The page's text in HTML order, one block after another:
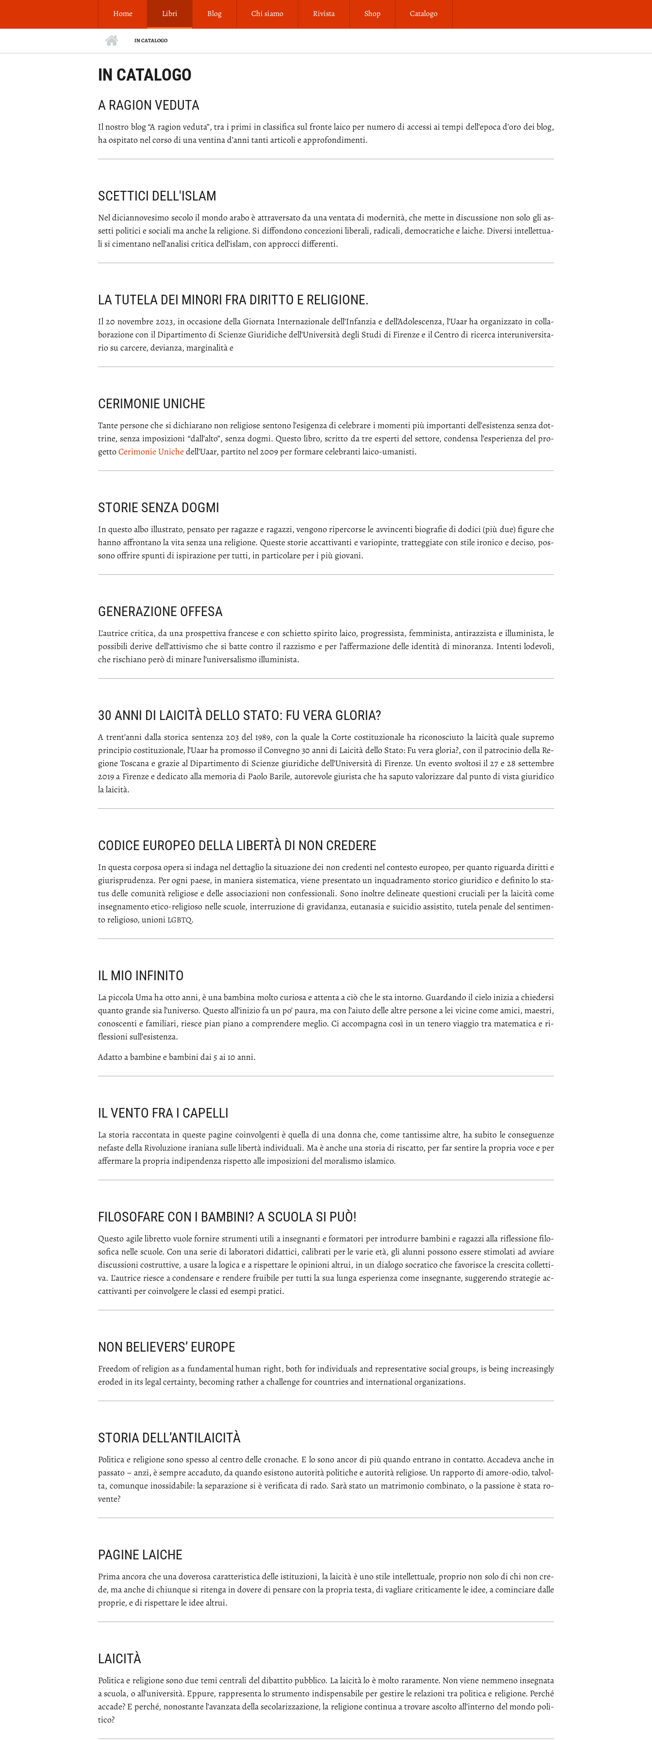
Home Libri Blog Chi siamo Rivista Shop Catalogo
IN CATALOGO
IN CATALOGO
A RAGION VEDUTA
Il no­stro blog “A ra­gion ve­du­ta”, tra i pri­mi in clas­si­fi­ca sul fron­te lai­co per nu­me­ro di ac­ces­si ai tem­pi del­l’e­po­ca d’o­ro dei blog,
ha ospi­ta­to nel cor­so di una ven­ti­na d’an­ni tan­ti ar­ti­co­li e ap­pro­fon­di­men­ti.
SCETTICI DELL'ISLAM
Nel di­cian­no­ve­si­mo se­co­lo il mon­do ara­bo è at­tra­ver­sa­to da una ven­ta­ta di mo­der­ni­tà, che met­te in di­scus­sio­ne non so­lo gli as­
set­ti po­li­ti­ci e so­cia­li ma an­che la re­li­gio­ne. Si dif­fon­do­no con­ce­zio­ni li­be­ra­li, ra­di­ca­li, de­mo­cra­ti­che e lai­che. Di­ver­si in­tel­let­tua­
li si ci­men­ta­no nel­l’a­na­li­si cri­ti­ca del­l’i­slam, con ap­proc­ci dif­fe­ren­ti.
LA TUTELA DEI MINORI FRA DIRITTO E RELIGIONE.
Il 20 no­vem­bre 2023, in oc­ca­sio­ne del­la Gior­na­ta In­ter­na­zio­na­le del­l’In­fan­zia e del­l’A­do­le­scen­za, l’Uaar ha or­ga­niz­za­to in col­la­
bo­ra­zio­ne con il Di­par­ti­men­to di Scien­ze Giu­ri­di­che del­l’U­ni­ver­si­tà de­gli Stu­di di Fi­ren­ze e il Cen­tro di ri­cer­ca in­te­ru­ni­ver­si­ta­
rio su car­ce­re, de­vian­za, mar­gi­na­li­tà e
CERIMONIE UNICHE
Tan­te per­so­ne che si di­chia­ra­no non re­li­gio­se sen­to­no l’e­si­gen­za di ce­le­bra­re i mo­men­ti più im­por­tan­ti del­l’e­si­sten­za sen­za dot­
tri­ne, sen­za im­po­si­zio­ni “dal­l’al­to”, sen­za dog­mi. Que­sto li­bro, scrit­to da tre esper­ti del set­to­re, con­den­sa l’e­spe­rien­za del pro­
get­toCe­ri­mo­nie Uni­chedel­l’Uaar, par­ti­to nel 2009 per for­ma­re ce­le­bran­ti lai­co-uma­ni­sti.
STORIE SENZA DOGMI
In que­sto al­bo il­lu­stra­to, pen­sa­to per ra­gaz­ze e ra­gaz­zi, ven­go­no ri­per­cor­se le av­vin­cen­ti bio­gra­fie di do­di­ci (più due) fi­gu­re che
han­no af­fron­ta­no la vi­ta sen­za una re­li­gio­ne. Que­ste sto­rie ac­cat­ti­van­ti e va­rio­pin­te, trat­teg­gia­te con sti­le iro­ni­co e de­ci­so, pos­
so­no of­fri­re spun­ti di ispi­ra­zio­ne per tut­ti, in par­ti­co­la­re per i più gio­va­ni.
GENERAZIONE OFFESA
L’au­tri­ce cri­ti­ca, da una pro­spet­ti­va fran­ce­se e con schiet­to spi­ri­to lai­co, pro­gres­si­sta, fem­mi­ni­sta, an­ti­raz­zi­sta e il­lu­mi­ni­sta, le
pos­si­bi­li de­ri­ve del­l’at­ti­vi­smo che si bat­te con­tro il raz­zi­smo e per l’af­fer­ma­zio­ne del­le iden­ti­tà di mi­no­ran­za. In­ten­ti lo­de­vo­li,
che ri­schia­no pe­rò di mi­na­re l’u­ni­ver­sa­li­smo il­lu­mi­ni­sta.
30 ANNI DI LAICITÀ DELLO STATO: FU VERA GLORIA?
A tren­t’an­ni dal­la sto­ri­ca sen­ten­za 203 del 1989, con la qua­le la Cor­te co­sti­tu­zio­na­le ha ri­co­no­sciu­to la lai­ci­tà qua­le su­pre­mo
prin­ci­pio co­sti­tu­zio­na­le, l’Uaar ha pro­mos­so il Con­ve­gno 30 an­ni di Lai­ci­tà del­lo Sta­to: Fu ve­ra glo­ria?, con il pa­tro­ci­nio del­la Re­
gio­ne To­sca­na e gra­zie al Di­par­ti­men­to di Scien­ze giu­ri­di­che del­l’U­ni­ver­si­tà di Fi­ren­ze. Un even­to svol­to­si il 27 e 28 set­tem­bre
2019 a Fi­ren­ze e de­di­ca­to al­la me­mo­ria di Pao­lo Ba­ri­le, au­to­re­vo­le giu­ri­sta che ha sa­pu­to va­lo­riz­za­re dal pun­to di vi­sta giu­ri­di­co
la lai­ci­tà.
CODICE EUROPEO DELLA LIBERTÀ DI NON CREDERE
In que­sta cor­po­sa ope­ra si in­da­ga nel det­ta­glio la si­tua­zio­ne dei non cre­den­ti nel con­te­sto eu­ro­peo, per quan­to ri­guar­da di­rit­ti e
giu­ri­spru­den­za. Per ogni pae­se, in ma­nie­ra si­ste­ma­ti­ca, vie­ne pre­sen­ta­to un in­qua­dra­men­to sto­ri­co giu­ri­di­co e de­fi­ni­to lo sta­
tus del­le co­mu­ni­tà re­li­gio­se e del­le as­so­cia­zio­ni non con­fes­sio­na­li. So­no inol­tre de­li­nea­te que­stio­ni cru­cia­li per la lai­ci­tà co­me
in­se­gna­men­to eti­co-re­li­gio­so nel­le scuo­le, in­ter­ru­zio­ne di gra­vi­dan­za, eu­ta­na­sia e sui­ci­dio as­si­sti­to, tu­te­la pe­na­le del sen­ti­men­
to re­li­gio­so, unio­ni LGB­TQ.
IL MIO INFINITO
La pic­co­la Uma ha ot­to an­ni, è una bam­bi­na mol­to cu­rio­sa e at­ten­ta a ciò che le sta in­tor­no. Guar­dan­do il cie­lo ini­zia a chie­der­si
quan­to gran­de sia l’u­ni­ver­so. Que­sto al­l’i­ni­zio fa un po’ pau­ra, ma con l’a­iu­to del­le al­tre per­so­ne a lei vi­ci­ne co­me ami­ci, mae­stri,
co­no­scen­ti e fa­mi­lia­ri, rie­sce pian pia­no a com­pren­de­re me­glio. Ci ac­com­pa­gna co­sì in un te­ne­ro viag­gio tra ma­te­ma­ti­ca e ri­
fles­sio­ni sul­l’e­si­sten­za.
Adat­to a bam­bi­ne e bam­bi­ni dai 5 ai 10 an­ni.
IL VENTO FRA I CAPELLI
La sto­ria rac­con­ta­ta in que­ste pa­gi­ne coin­vol­gen­ti è quel­la di una don­na che, co­me tan­tis­si­me al­tre, ha su­bi­to le con­se­guen­ze
ne­fa­ste del­la Ri­vo­lu­zio­ne ira­nia­na sul­le li­ber­tà in­di­vi­dua­li. Ma è an­che una sto­ria di ri­scat­to, per far sen­ti­re la pro­pria vo­ce e per
af­fer­ma­re la pro­pria in­di­pen­den­za ri­spet­to al­le im­po­si­zio­ni del mo­ra­li­smo isla­mi­co.
FILOSOFARE CON I BAMBINI? A SCUOLA SI PUÒ!
Que­sto agi­le li­bret­to vuo­le for­ni­re stru­men­ti uti­li a in­se­gnan­ti e for­ma­to­ri per in­tro­dur­re bam­bi­ni e ra­gaz­zi al­la ri­fles­sio­ne fi­lo­
so­fi­ca nel­le scuo­le. Con una se­rie di la­bo­ra­to­ri di­dat­ti­ci, ca­li­bra­ti per le va­rie età, gli alun­ni pos­so­no es­se­re sti­mo­la­ti ad av­via­re
di­scus­sio­ni co­strut­ti­ve, a usa­re la lo­gi­ca e a ri­spet­ta­re le opi­nio­ni al­trui, in un dia­lo­go so­cra­ti­co che fa­vo­ri­sce la cre­sci­ta col­let­ti­
va. L’au­tri­ce rie­sce a con­den­sa­re e ren­de­re frui­bi­le per tut­ti la sua lun­ga espe­rien­za co­me in­se­gnan­te, sug­ge­ren­do stra­te­gie ac­
cat­ti­van­ti per coin­vol­ge­re le clas­si ed esem­pi pra­ti­ci.
NON BELIEVERS’ EUROPE
Free­dom of re­li­gion as a fun­da­men­tal hu­man right, bo­th for in­di­vi­duals and re­pre­sen­ta­ti­ve so­cial groups, is being in­crea­sin­gly
ero­ded in its le­gal cer­tain­ty, be­co­ming ra­ther a chal­len­ge for coun­tries and in­ter­na­tio­nal or­ga­ni­za­tions.
STORIA DELL’ANTILAICITÀ
Po­li­ti­ca e re­li­gio­ne so­no spes­so al cen­tro del­le cro­na­che. E lo so­no an­cor di più quan­do en­tra­no in con­tat­to. Ac­ca­de­va an­che in
pas­sa­to – an­zi, è sem­pre ac­ca­du­to, da quan­do esi­sto­no au­to­ri­tà po­li­ti­che e au­to­ri­tà re­li­gio­se. Un rap­por­to di amo­re-odio, tal­vol­
ta, co­mun­que inos­si­da­bi­le: la se­pa­ra­zio­ne si è ve­ri­fi­ca­ta di ra­do. Sa­rà sta­to un ma­tri­mo­nio com­bi­na­to, o la pas­sio­ne è sta­ta ro­
ven­te?
PAGINE LAICHE
Pri­ma an­co­ra che una do­ve­ro­sa ca­rat­te­ri­sti­ca del­le isti­tu­zio­ni, la lai­ci­tà è uno sti­le in­tel­let­tua­le, pro­prio non so­lo di chi non cre­
de, ma an­che di chiun­que si ri­ten­ga in do­ve­re di pen­sa­re con la pro­pria te­sta, di va­glia­re cri­ti­ca­men­te le idee, a co­min­cia­re dal­le
pro­prie, e di ri­spet­ta­re le idee al­trui.
LAICITÀ
Po­li­ti­ca e re­li­gio­ne so­no due te­mi cen­tra­li del di­bat­ti­to pub­bli­co. La lai­ci­tà lo è mol­to ra­ra­men­te. Non vie­ne nem­me­no in­se­gna­ta
a scuo­la, o al­l’u­ni­ver­si­tà. Ep­pu­re, rap­pre­sen­ta lo stru­men­to in­di­spen­sa­bi­le per ge­sti­re le re­la­zio­ni tra po­li­ti­ca e re­li­gio­ne. Per­ché
ac­ca­de? E per­ché, no­no­stan­te l’a­van­za­ta del­la se­co­la­riz­za­zio­ne, la re­li­gio­ne con­ti­nua a tro­va­re ascol­to al­l’in­ter­no del mon­do po­li­
ti­co?